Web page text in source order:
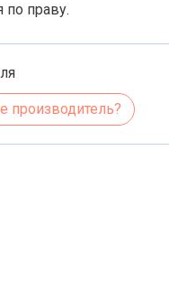
по праву.
производитель?